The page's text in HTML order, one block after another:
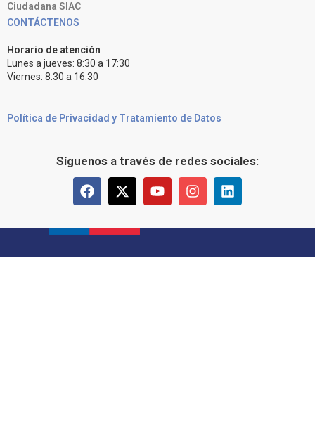
Ciudadana SIAC
CONTÁCTENOS
Horario de atención
Lunes a jueves: 8:30 a 17:30
Viernes: 8:30 a 16:30
Política de Privacidad y Tratamiento de Datos
Síguenos a través de redes sociales: